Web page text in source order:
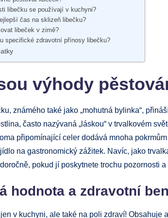
libečku se používají v kuchyni?
čas na sklizeň libečku?
libeček v zimě?
specifické zdravotní přínosy libečku?
výhody
známého také jako „mohutná bylinka“,
často nazývaná „láskou“ v trvalkovém
připomínající celer dodává mnoha
na gastronomický zážitek. Navíc, jako
pokud jí poskytnete trochu pozornosti a
hodnota a zdravotní
v kuchyni, ale také na poli zdraví! Obsahuje